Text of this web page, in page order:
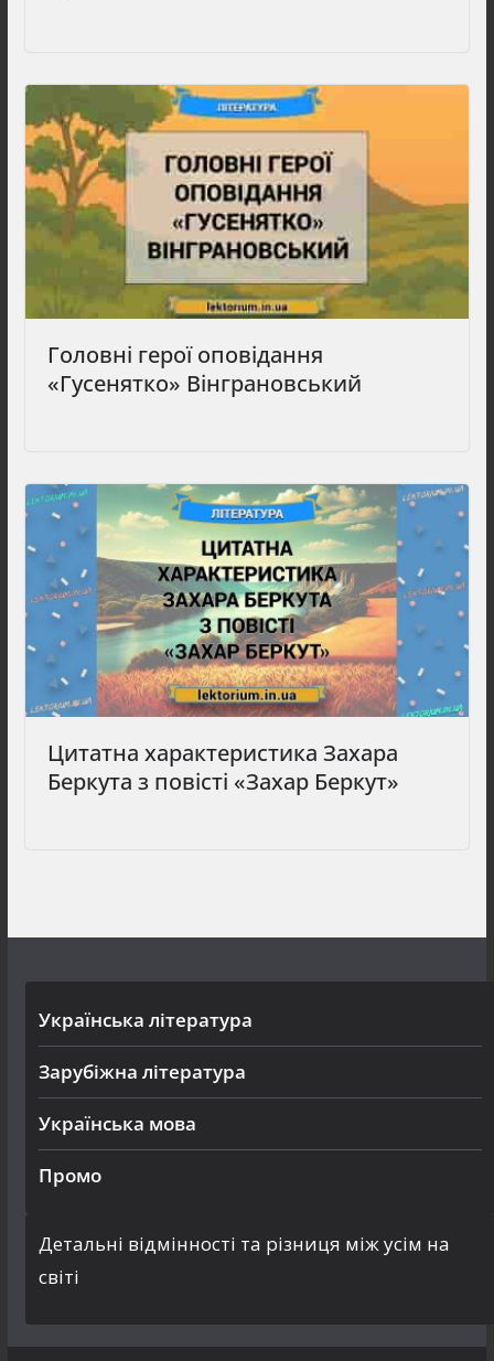
Головні герої оповідання
«Гусенятко» Вінграновський
Цитатна характеристика Захара
Беркута з повісті «Захар Беркут»
Українська література
Зарубіжна література
Українська мова
Промо
Детальні відмінності та різниця між усім на
світі